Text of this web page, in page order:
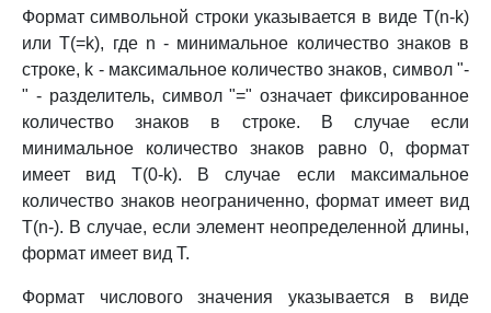
Формат символьной строки указывается в виде T(n-k)
или T(=k), где n - минимальное количество знаков в
строке, k - максимальное количество знаков, символ "-
" - разделитель, символ "=" означает фиксированное
количество знаков в строке. В случае если
минимальное количество знаков равно 0, формат
имеет вид T(0-k). В случае если максимальное
количество знаков неограниченно, формат имеет вид
T(n-). В случае, если элемент неопределенной длины,
формат имеет вид T.
Формат числового значения указывается в виде